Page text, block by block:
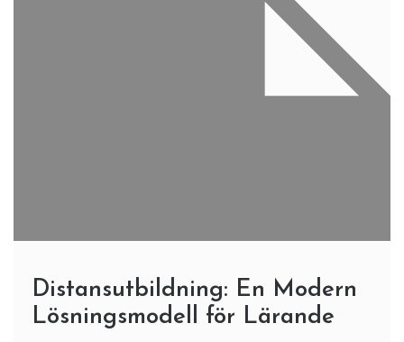
Distansutbildning: En Modern
Lösningsmodell för Lärande